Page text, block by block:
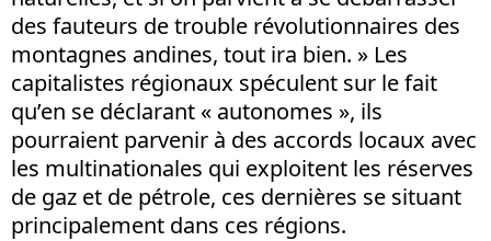
des fauteurs de trouble révolutionnaires des
montagnes andines, tout ira bien. » Les
capitalistes régionaux spéculent sur le fait
qu’en se déclarant « autonomes », ils
pourraient parvenir à des accords locaux avec
les multinationales qui exploitent les réserves
de gaz et de pétrole, ces dernières se situant
principalement dans ces régions.